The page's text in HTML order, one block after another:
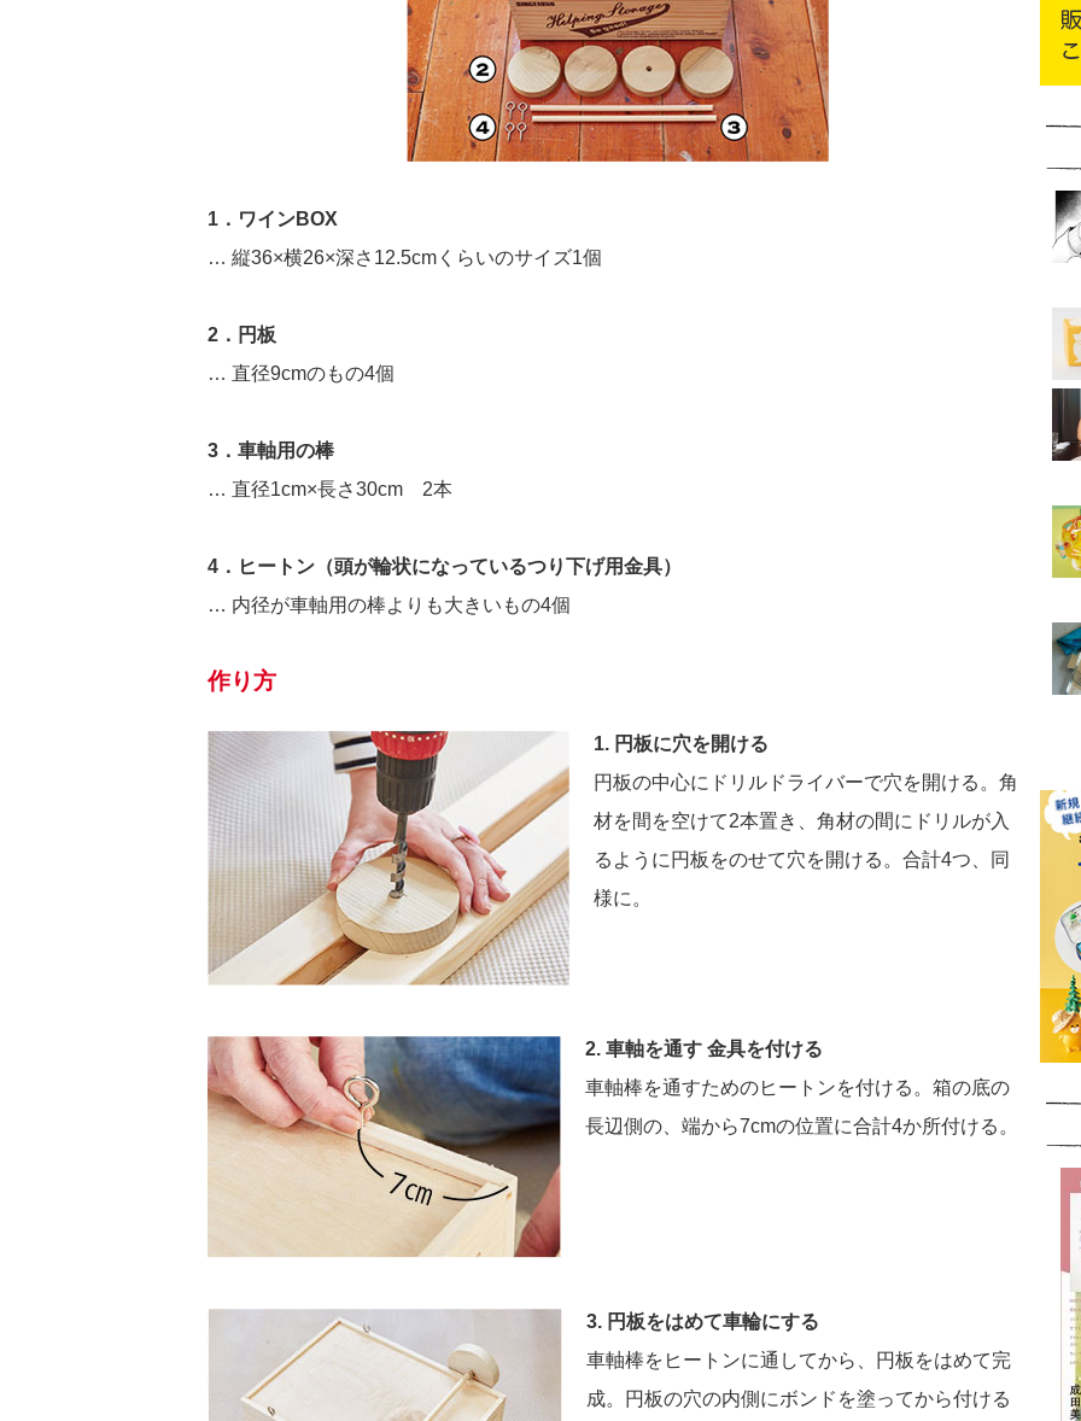
1．ワインBOX
… 縦36×横26×深さ12.5cmくらいのサイズ1個
2．円板
… 直径9cmのもの4個
3．車軸用の棒
… 直径1cm×長さ30cm 2本
4．ヒートン（頭が輪状になっているつり下げ用金具）
… 内径が車軸用の棒よりも大きいもの4個
作り方
1. 円板に穴を開ける
円板の中心にドリルドライバーで穴を開ける。角
材を間を空けて2本置き、角材の間にドリルが入
るように円板をのせて穴を開ける。合計4つ、同
様に。
2. 車軸を通す 金具を付ける
車軸棒を通すためのヒートンを付ける。箱の底の
長辺側の、端から7cmの位置に合計4か所付ける。
3. 円板をはめて車輪にする
車軸棒をヒートンに通してから、円板をはめて完
成。円板の穴の内側にボンドを塗ってから付ける